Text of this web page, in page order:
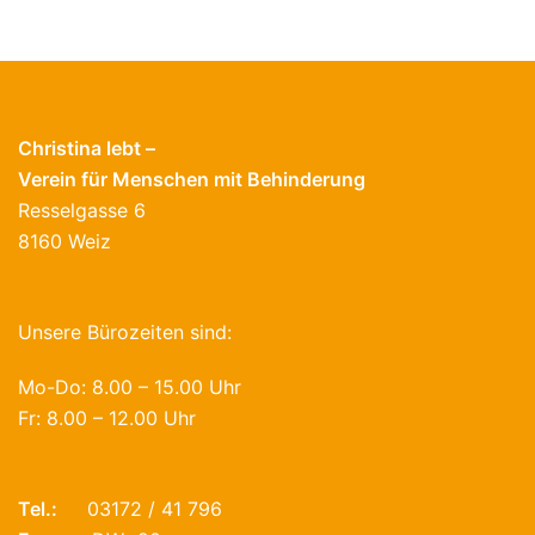
Christina lebt –
Verein für Menschen mit Behinderung
Resselgasse 6
8160 Weiz
Unsere Bürozeiten sind:
Mo-Do: 8.00 – 15.00 Uhr
Fr: 8.00 – 12.00 Uhr
Tel.: 03172 / 41 796